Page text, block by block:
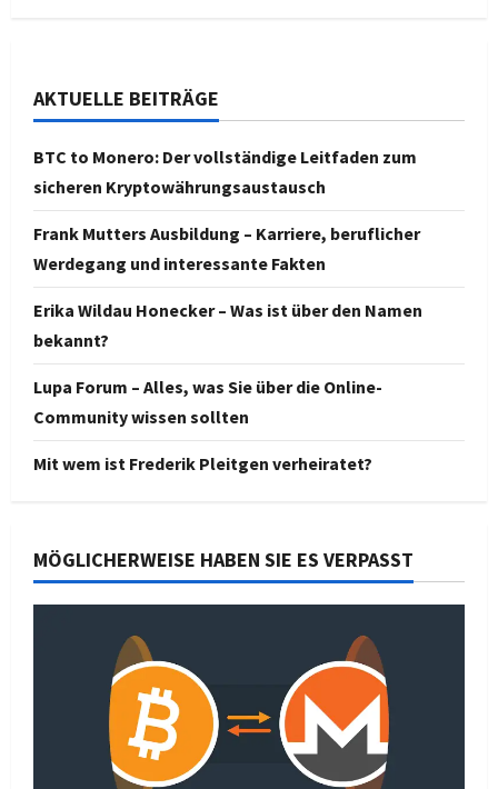
AKTUELLE BEITRÄGE
BTC to Monero: Der vollständige Leitfaden zum
sicheren Kryptowährungsaustausch
Frank Mutters Ausbildung – Karriere, beruflicher
Werdegang und interessante Fakten
Erika Wildau Honecker – Was ist über den Namen
bekannt?
Lupa Forum – Alles, was Sie über die Online-
Community wissen sollten
Mit wem ist Frederik Pleitgen verheiratet?
MÖGLICHERWEISE HABEN SIE ES VERPASST